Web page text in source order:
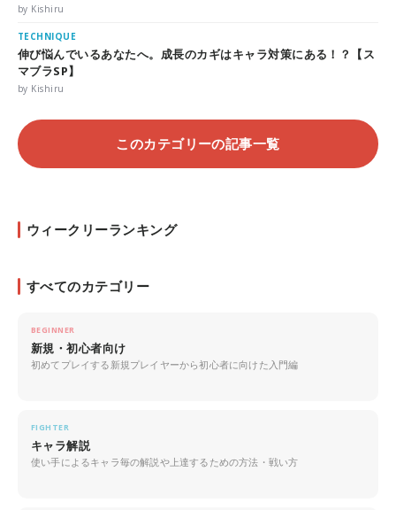
by Kishiru
TECHNIQUE
伸び悩んでいるあなたへ。成長のカギはキャラ対策にある！？【ス
マブラSP】
by Kishiru
このカテゴリーの記事一覧
ウィークリーランキング
すべてのカテゴリー
BEGINNER
新規・初心者向け
初めてプレイする新規プレイヤーから初心者に向けた入門編
FIGHTER
キャラ解説
使い手によるキャラ毎の解説や上達するための方法・戦い方